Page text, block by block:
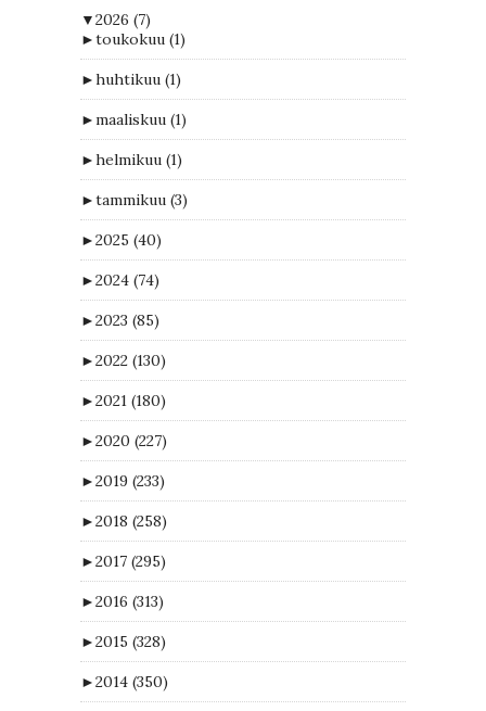
▼2026 (7)
►toukokuu (1)
►huhtikuu (1)
►maaliskuu (1)
►helmikuu (1)
►tammikuu (3)
►2025 (40)
►2024 (74)
►2023 (85)
►2022 (130)
►2021 (180)
►2020 (227)
►2019 (233)
►2018 (258)
►2017 (295)
►2016 (313)
►2015 (328)
►2014 (350)